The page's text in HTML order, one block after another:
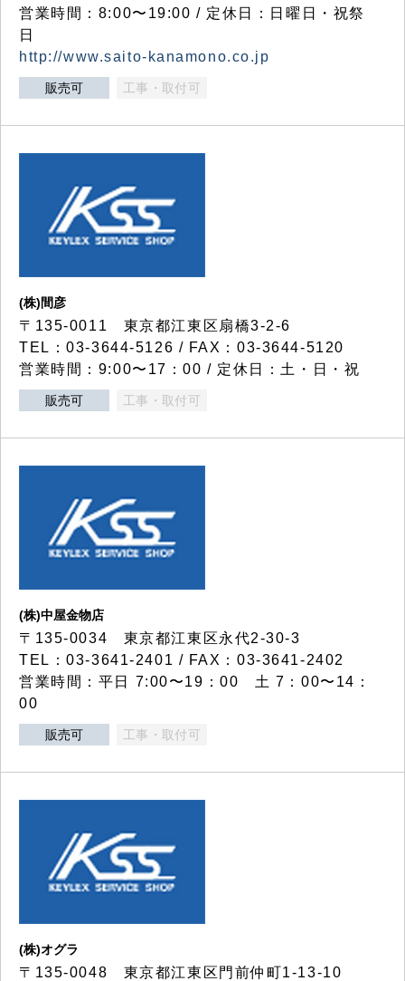
営業時間：8:00〜19:00 / 定休日：日曜日・祝祭
日
http://www.saito-kanamono.co.jp
販売可 工事・取付可
(株)間彦
〒135-0011 東京都江東区扇橋3-2-6
TEL：03-3644-5126 / FAX：03-3644-5120
営業時間：9:00〜17：00 / 定休日：土・日・祝
販売可 工事・取付可
(株)中屋金物店
〒135-0034 東京都江東区永代2-30-3
TEL：03-3641-2401 / FAX：03-3641-2402
営業時間：平日 7:00〜19：00 土 7：00〜14：
00
販売可 工事・取付可
(株)オグラ
〒135-0048 東京都江東区門前仲町1-13-10